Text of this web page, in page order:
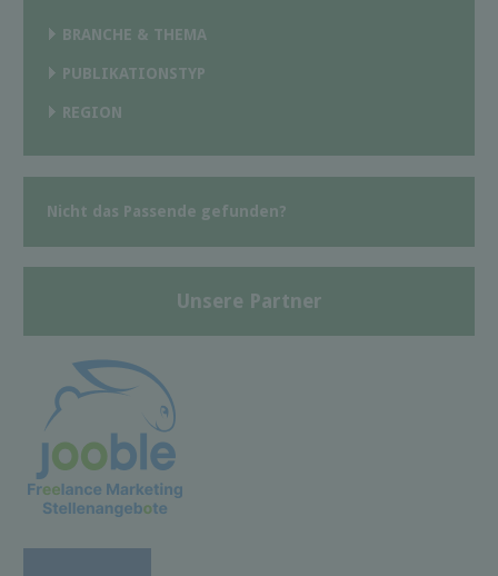
BRANCHE & THEMA
PUBLIKATIONSTYP
REGION
Nicht das Passende gefunden?
Unsere Partner